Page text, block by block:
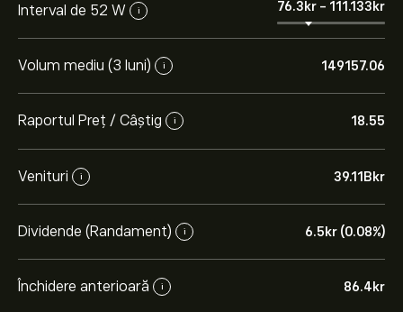
Interval de 52 W i 76.3‎kr‎ - 111.133‎kr‎
Volum mediu (3 luni) i 149157.06
Raportul Preț / Câștig i 18.55
Venituri i 39.11B‎kr‎
Dividende (Randament) i 6.5‎kr‎ (0.08%)
Închidere anterioară i 86.4‎kr‎